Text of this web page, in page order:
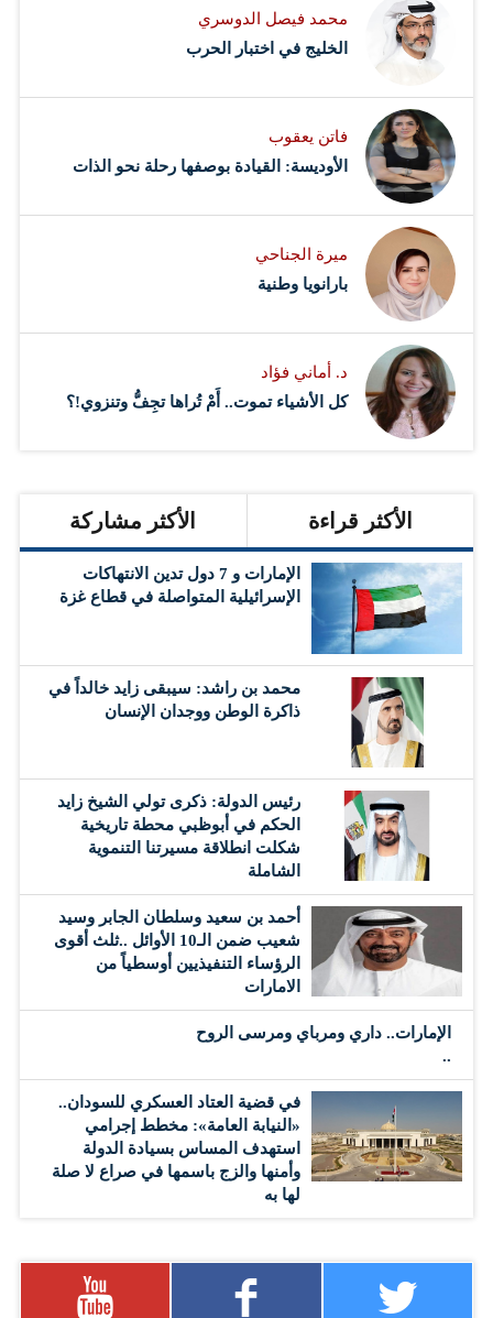
محمد فيصل الدوسري ​
‏الخليج في اختبار الحرب
فاتن يعقوب
الأوديسة: القيادة بوصفها رحلة نحو الذات
ميرة الجناحي
بارانويا وطنية
د. أماني فؤاد
كل الأشياء تموت.. أَمْ تُراها تجِفُّ وتنزوي!؟
الأكثر قراءة الأكثر مشاركة
الإمارات و 7 دول تدين الانتهاكات
الإسرائيلية المتواصلة في قطاع غزة
محمد بن راشد: سيبقى زايد خالداً في
ذاكرة الوطن ووجدان الإنسان
رئيس الدولة: ذكرى تولي الشيخ زايد
الحكم في أبوظبي محطة تاريخية
شكلت انطلاقة مسيرتنا التنموية
الشاملة
أحمد بن سعيد وسلطان الجابر وسيد
شعيب ضمن الـ10 الأوائل ..ثلث أقوى
الرؤساء التنفيذيين أوسطياً من
الامارات
الإمارات.. داري ومرباي ومرسى الروح
..
في قضية العتاد العسكري للسودان..
«النيابة العامة»: مخطط إجرامي
استهدف المساس بسيادة الدولة
وأمنها والزج باسمها في صراع لا صلة
لها به